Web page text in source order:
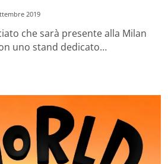
2019
che sarà presente alla Milan
uno stand dedicato…